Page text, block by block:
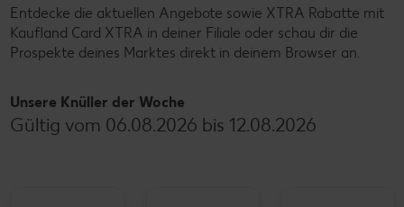
Entdecke die aktuellen Angebote sowie XTRA Rabatte mit
Kaufland Card XTRA in deiner Filiale oder schau dir die
Prospekte deines Marktes direkt in deinem Browser an.
Unsere Knüller der Woche
Gültig vom 06.08.2026 bis 12.08.2026